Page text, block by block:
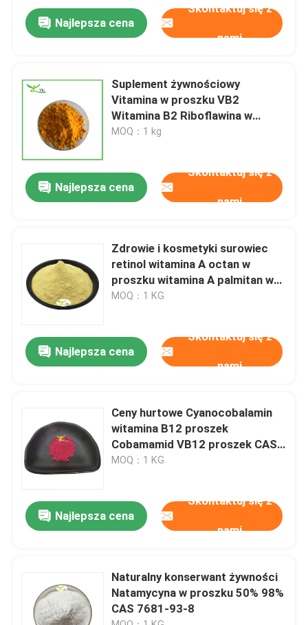
Produkty
O nas
Wycieczka po fabryce
Skontaktuj się z nami
Ekstrakt roślinny w proszku
Superżywność w proszku
Surowce kosmetyczne
Najlepsza cena
Skontaktuj się z
nami
Suplement żywnościowy
Vitamina w proszku VB2
Witamina B2 Riboflawina w
proszku
MOQ：1 kg
Najlepsza cena
Skontaktuj się z
nami
Zdrowie i kosmetyki surowiec
retinol witamina A octan w
proszku witamina A palmitan w
proszku
MOQ：1 KG
Najlepsza cena
Skontaktuj się z
nami
Ceny hurtowe Cyanocobalamin
witamina B12 proszek
Cobamamid VB12 proszek CAS
68-19-9
MOQ：1 KG
Najlepsza cena
Skontaktuj się z
nami
Naturalny konserwant żywności
Natamycyna w proszku 50% 98%
CAS 7681-93-8